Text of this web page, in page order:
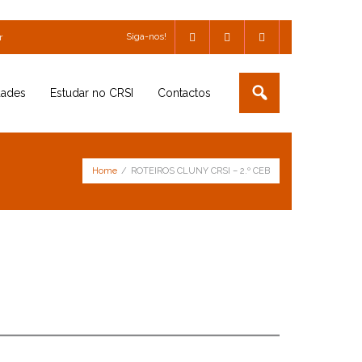
Siga-nos!
Estudar no CRSI Contactos
Home / ROTEIROS CLUNY CRSI – 2.º CEB